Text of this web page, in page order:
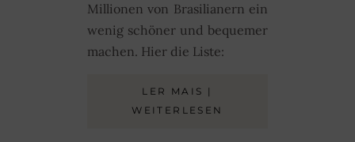
Millionen von Brasilianern ein
wenig schöner und bequemer
machen. Hier die Liste:
LER MAIS |
WEITERLESEN